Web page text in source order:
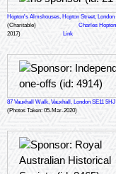
Hopton's Almshouses, Hopton Street, London
(Charitable)
Charles Hopton
2017)
Link
87 Vauxhall Walk, Vauxhall, London SE11 5HJ
(Photos Taken: 05-Mar-2020)